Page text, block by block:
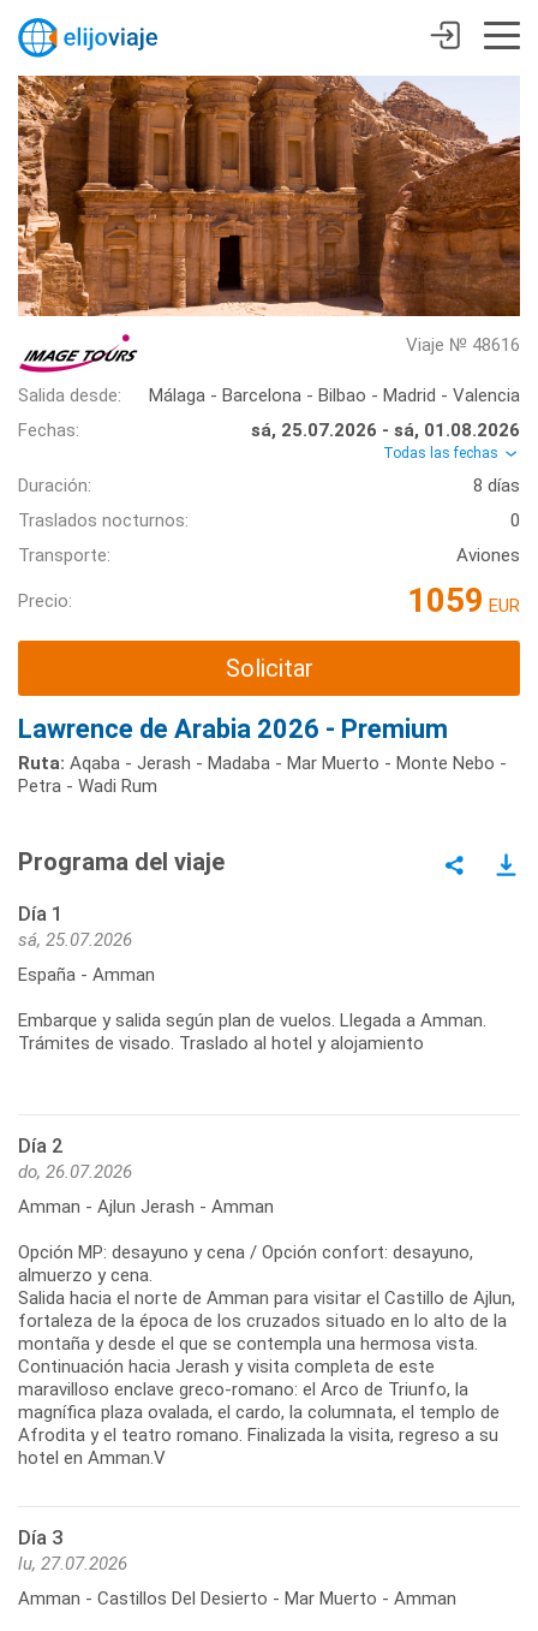
Viaje № 48616
Salida desde:
Málaga - Barcelona - Bilbao - Madrid - Valencia
Fechas:
sá, 25.07.2026 - sá, 01.08.2026
Todas las fechas
Duración:
8 días
Traslados nocturnos:
0
Transporte:
Aviones
Precio: 1059 EUR
Solicitar
Lawrence de Arabia 2026 - Premium
Ruta: Aqaba - Jerash - Madaba - Mar Muerto - Monte Nebo -
Petra - Wadi Rum
Programa del viaje
Día 1
sá, 25.07.2026
España - Amman
Embarque y salida según plan de vuelos. Llegada a Amman.
Trámites de visado. Traslado al hotel y alojamiento
Día 2
do, 26.07.2026
Amman - Ajlun Jerash - Amman
Opción MP: desayuno y cena / Opción confort: desayuno,
almuerzo y cena.
Salida hacia el norte de Amman para visitar el Castillo de Ajlun,
fortaleza de la época de los cruzados situado en lo alto de la
montaña y desde el que se contempla una hermosa vista.
Continuación hacia Jerash y visita completa de este
maravilloso enclave greco-romano: el Arco de Triunfo, la
magnífica plaza ovalada, el cardo, la columnata, el templo de
Afrodita y el teatro romano. Finalizada la visita, regreso a su
hotel en Amman.V
Día 3
lu, 27.07.2026
Amman - Castillos Del Desierto - Mar Muerto - Amman